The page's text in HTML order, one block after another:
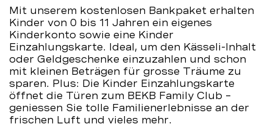
BEKB
Mit unserem kostenlosen Bankpaket erhalten
Kinder von 0 bis 11 Jahren ein eigenes
Kinderkonto sowie eine Kinder
Einzahlungskarte. Ideal, um den Kässeli-Inhalt
oder Geldgeschenke einzuzahlen und schon
mit kleinen Beträgen für grosse Träume zu
sparen. Plus: Die Kinder Einzahlungskarte
öffnet die Türen zum BEKB Family Club –
geniessen Sie tolle Familienerlebnisse an der
frischen Luft und vieles mehr.